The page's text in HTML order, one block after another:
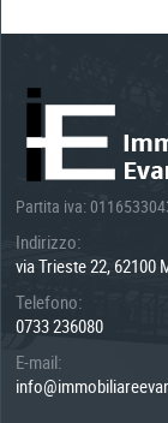
Partita iva:
Indirizzo:
via Trieste 22, 62100
Telefono:
0733 236080
E-mail: